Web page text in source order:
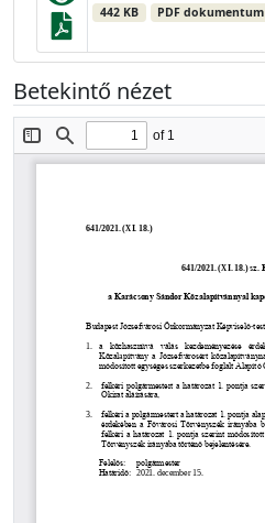
442 KB PDF dokumentum
Betekintő nézet